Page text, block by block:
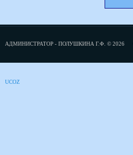
АДМИНИСТРАТОР - ПОЛУШКИНА Г.Ф. © 2026
UCOZ